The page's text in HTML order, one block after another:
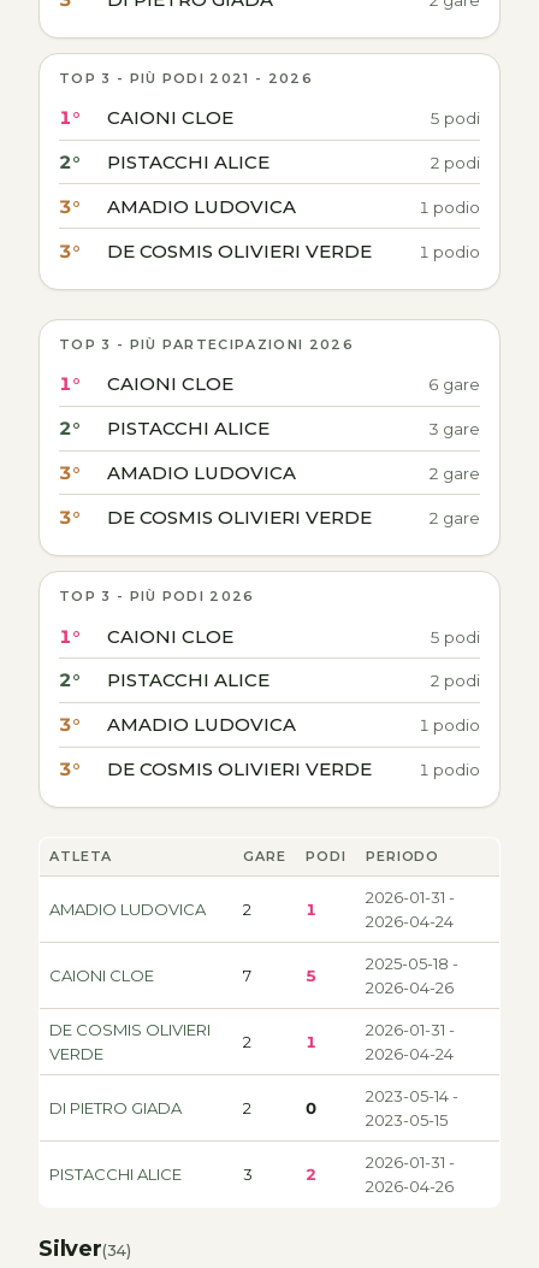
TOP 3 - PIÙ PODI 2021 - 2026
1° CAIONI CLOE 5 podi
2° PISTACCHI ALICE 2 podi
3° AMADIO LUDOVICA 1 podio
3° DE COSMIS OLIVIERI VERDE 1 podio
TOP 3 - PIÙ PARTECIPAZIONI 2026
1° CAIONI CLOE 6 gare
2° PISTACCHI ALICE 3 gare
3° AMADIO LUDOVICA 2 gare
3° DE COSMIS OLIVIERI VERDE 2 gare
TOP 3 - PIÙ PODI 2026
1° CAIONI CLOE 5 podi
2° PISTACCHI ALICE 2 podi
3° AMADIO LUDOVICA 1 podio
3° DE COSMIS OLIVIERI VERDE 1 podio
ATLETA GARE PODI PERIODO
AMADIO LUDOVICA 2 1
2026-01-31 -
2026-04-24
CAIONI CLOE 7 5
2025-05-18 -
2026-04-26
DE COSMIS OLIVIERI
VERDE
2 1
2026-01-31 -
2026-04-24
DI PIETRO GIADA 2 0
2023-05-14 -
2023-05-15
PISTACCHI ALICE 3 2
2026-01-31 -
2026-04-26
Silver(34)